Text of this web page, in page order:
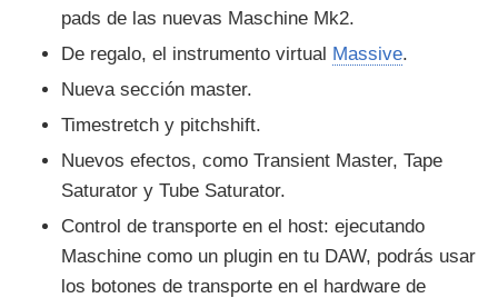
pads de las nuevas Maschine Mk2.
De regalo, el instrumento virtual Massive.
Nueva sección master.
Timestretch y pitchshift.
Nuevos efectos, como Transient Master, Tape
Saturator y Tube Saturator.
Control de transporte en el host: ejecutando
Maschine como un plugin en tu DAW, podrás usar
los botones de transporte en el hardware de